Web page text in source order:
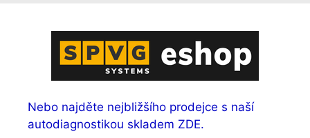
Nebo najděte nejbližšího prodejce s naší
autodiagnostikou skladem ZDE.